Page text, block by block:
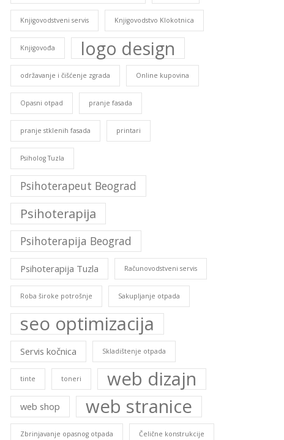
Knjigovodstveni servis Knjigovodstvo Klokotnica
Knjigovođa logo design
održavanje i čišćenje zgrada Online kupovina
Opasni otpad pranje fasada
pranje stklenih fasada printari
Psiholog Tuzla
Psihoterapeut Beograd
Psihoterapija
Psihoterapija Beograd
Psihoterapija Tuzla Računovodstveni servis
Roba široke potrošnje Sakupljanje otpada
seo optimizacija
Servis kočnica Skladištenje otpada
tinte toneri web dizajn
web shop web stranice
Zbrinjavanje opasnog otpada Čelične konstrukcije